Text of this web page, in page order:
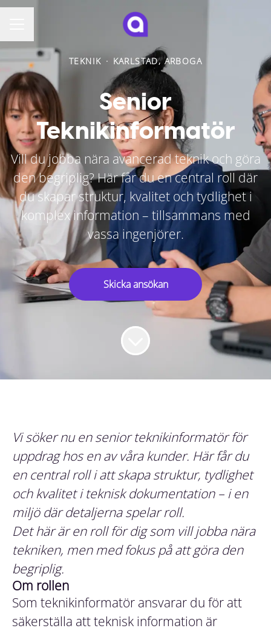
TEKNIK · KARLSTAD, ARBOGA
Senior
Teknikinformatör
Vill du jobba nära avancerad teknik och göra
den begriplig? Här får du en central roll där
du skapar struktur, kvalitet och tydlighet i
komplex information – tillsammans med
vassa ingenjörer.
Skicka ansökan
Vi söker nu en senior teknikinformatör för
uppdrag hos en av våra kunder. Här får du
en central roll i att skapa struktur, tydlighet
och kvalitet i teknisk dokumentation – i en
miljö där detaljerna spelar roll.
Det här är en roll för dig som vill jobba nära
tekniken, men med fokus på att göra den
begriplig.
Om rollen
Som teknikinformatör ansvarar du för att
säkerställa att teknisk information är